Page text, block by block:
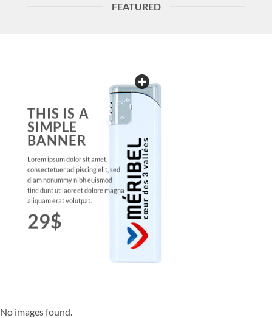
FEATURED
THIS IS A
SIMPLE
BANNER
Lorem ipsum dolor sit amet,
consectetuer adipiscing elit, sed
diam nonummy nibh euismod
tincidunt ut laoreet dolore magna
aliquam erat volutpat.
29$
No images found.